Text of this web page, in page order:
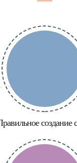
создание